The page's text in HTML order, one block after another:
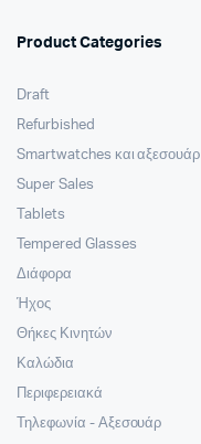
Product Categories
Draft
Refurbished
Smartwatches και αξεσουάρ
Super Sales
Tablets
Tempered Glasses
Διάφορα
Ήχος
Θήκες Κινητών
Καλώδια
Περιφερειακά
Τηλεφωνία - Αξεσουάρ